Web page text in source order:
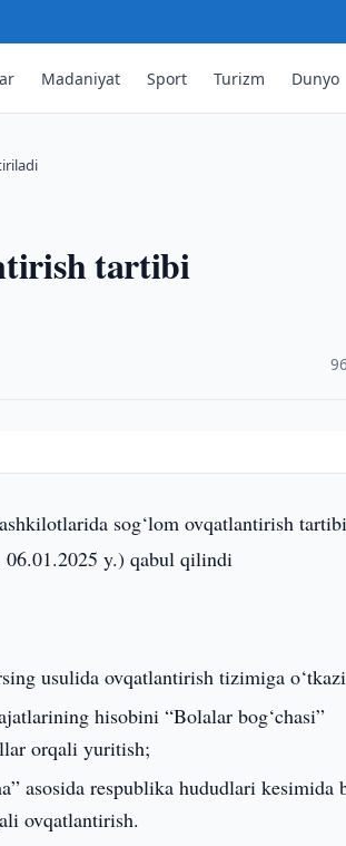
Madaniyat Sport Turizm Dunyo
tartibi
sog‘lom ovqatlantirish
06.01.2025 y.) qabul qilindi
usulida ovqatlantirish tizimiga
hisobini “Bolalar bog‘chasi”
orqali yuritish;
asosida respublika hududlari kesimida
ovqatlantirish.